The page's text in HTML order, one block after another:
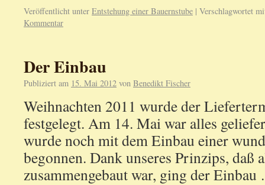
Veröffentlicht unter Entstehung einer Bauernstube | Verschlagwortet
Kommentar
Der Einbau
Publiziert am 15. Mai 2012 von Benedikt Fischer
Weihnachten 2011 wurde der
festgelegt. Am 14. Mai war alles
wurde noch mit dem Einbau einer
begonnen. Dank unseres Prinzips, daß
zusammengebaut war, ging der